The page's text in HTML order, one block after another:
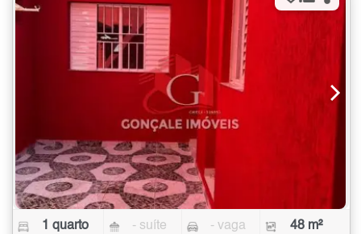
1 quarto - suíte - vaga 48 m²